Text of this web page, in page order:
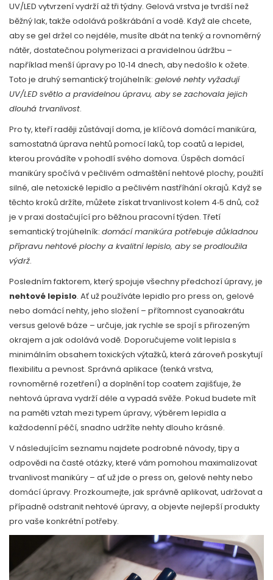
UV/LED vytvrzení vydrží až tři týdny. Gelová vrstva je tvrdší než
běžný lak, takže odolává poškrábání a vodě. Když ale chcete,
aby se gel držel co nejdéle, musíte dbát na tenký a rovnoměrný
nátěr, dostatečnou polymerizaci a pravidelnou údržbu –
například menší úpravy po 10‑14 dnech, aby nedošlo k ožete.
Toto je druhý semantický trojúhelník: gelové nehty vyžadují
UV/LED světlo a pravidelnou úpravu, aby se zachovala jejich
dlouhá trvanlivost.
Pro ty, kteří raději zůstávají doma, je klíčová domácí manikúra,
samostatná úprava nehtů pomocí laků, top coatů a lepidel,
kterou provádíte v pohodlí svého domova. Úspěch domácí
manikúry spočívá v pečlivém odmaštění nehtové plochy, použití
silné, ale netoxické lepidlo a pečlivém nastříhání okrajů. Když se
těchto kroků držíte, můžete získat trvanlivost kolem 4‑5 dnů, což
je v praxi dostačující pro běžnou pracovní týden. Třetí
semantický trojúhelník: domácí manikúra potřebuje důkladnou
přípravu nehtové plochy a kvalitní lepislo, aby se prodloužila
výdrž.
Posledním faktorem, který spojuje všechny předchozí úpravy, je
nehtové lepislo. Ať už používáte lepidlo pro press on, gelové
nebo domácí nehty, jeho složení – přítomnost cyanoakrátu
versus gelové báze – určuje, jak rychle se spojí s přirozeným
okrajem a jak odolává vodě. Doporučujeme volit lepisla s
minimálním obsahem toxických výtažků, která zároveň poskytují
flexibilitu a pevnost. Správná aplikace (tenká vrstva,
rovnoměrné rozetření) a doplnění top coatem zajišťuje, že
nehtová úprava vydrží déle a vypadá svěže. Pokud budete mít
na paměti vztah mezi typem úpravy, výběrem lepidla a
každodenní péčí, snadno udržíte nehty dlouho krásné.
V následujícím seznamu najdete podrobné návody, tipy a
odpovědi na časté otázky, které vám pomohou maximalizovat
trvanlivost manikúry – ať už jde o press on, gelové nehty nebo
domácí úpravy. Prozkoumejte, jak správně aplikovat, udržovat a
případně odstranit nehtové úpravy, a objevte nejlepší produkty
pro vaše konkrétní potřeby.